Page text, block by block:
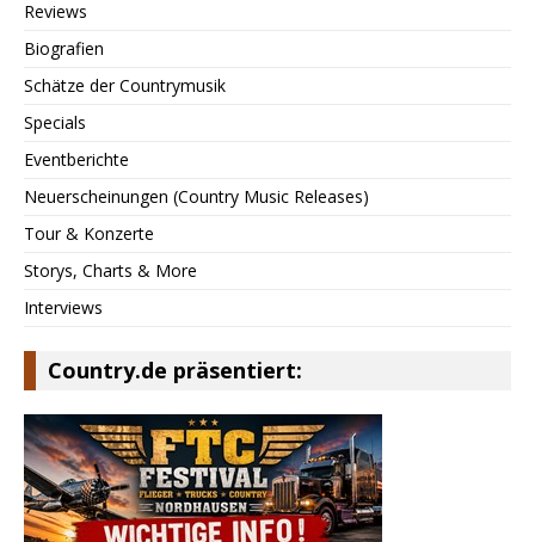
Reviews
Biografien
Schätze der Countrymusik
Specials
Eventberichte
Neuerscheinungen (Country Music Releases)
Tour & Konzerte
Storys, Charts & More
Interviews
Country.de präsentiert: